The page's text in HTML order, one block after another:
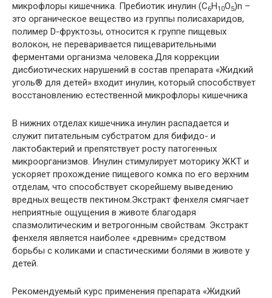
микрофлоры кишечника. Пребиотик инулин (C6H10O5)n –
это органическое вещество из группы полисахаридов,
полимер D-фруктозы, относится к группе пищевых
волокон, не переваривается пищеварительными
ферментами организма человека.Для коррекции
дисбиотических нарушений в состав препарата «Жидкий
уголь® для детей» входит инулин, который способствует
восстановлению естественной микрофлоры кишечника
В нижних отделах кишечника инулин распадается и
служит питательным субстратом для бифидо- и
лактобактерий и препятствует росту патогенных
микроорганизмов. Инулин стимулирует моторику ЖКТ и
ускоряет прохождение пищевого комка по его верхним
отделам, что способствует скорейшему выведению
вредных веществ пектином.Экстракт фенхеля смягчает
неприятные ощущения в животе благодаря
спазмолитическим и ветрогонным свойствам. Экстракт
фенхеля является наиболее «древним» средством
борьбы с коликами и спастическими болями в животе у
детей.
Рекомендуемый курс применения препарата «Жидкий